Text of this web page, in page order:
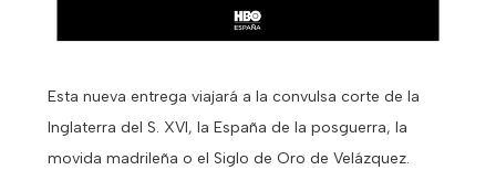
Esta nueva entrega viajará a la convulsa corte de la
Inglaterra del S. XVI, la España de la posguerra, la
movida madrileña o el Siglo de Oro de Velázquez.